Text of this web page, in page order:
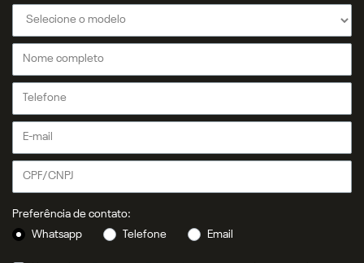
Preferência de contato:
Whatsapp
Telefone Email